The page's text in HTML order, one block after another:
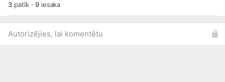
3patīk ·9iesaka
Autorizējies, lai komentētu